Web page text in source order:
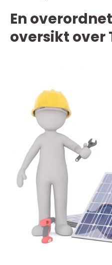
En
oversikt over